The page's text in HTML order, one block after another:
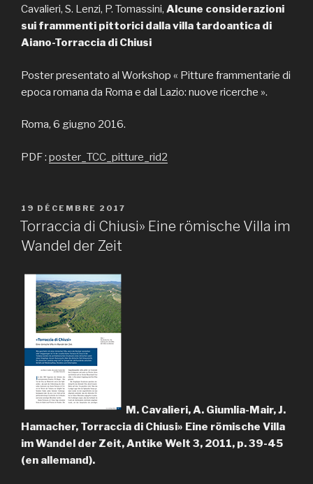
Cavalieri, S. Lenzi, P. Tomassini, Alcune considerazioni
sui frammenti pittorici dalla villa tardoantica di
Aiano-Torraccia di Chiusi
Poster presentato al Workshop « Pitture frammentarie di
epoca romana da Roma e dal Lazio: nuove ricerche ».
Roma, 6 giugno 2016.
PDF : poster_TCC_pitture_rid2
PUBLIÉ
LE
19 DÉCEMBRE 2017
Torraccia di Chiusi» Eine römische Villa im
Wandel der Zeit
M. Cavalieri, A. Giumlia-Mair, J.
Hamacher, Torraccia di Chiusi» Eine römische Villa
im Wandel der Zeit, Antike Welt 3, 2011, p. 39-45
(en allemand).